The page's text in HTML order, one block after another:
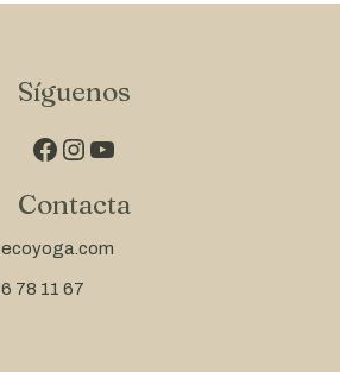
Síguenos
Facebook
Instagram
YouTube
Contacta
78 11 67